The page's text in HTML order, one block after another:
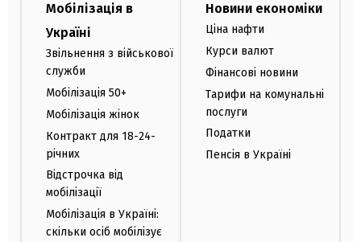
Мобілізація в
Україні
Звільнення з військової
служби
Мобілізація 50+
Мобілізація жінок
Контракт для 18-24-
річних
Відстрочка від
мобілізації
Мобілізація в Україні:
скільки осіб мобілізує
Новини економіки
Ціна нафти
Курси валют
Фінансові новини
Тарифи на комунальні
послуги
Податки
Пенсія в Україні